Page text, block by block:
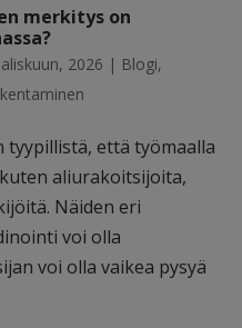
merkitys on
2026 | Blogi,
että työmaalla
aliurakoitsijoita,
Näiden eri
voi olla
voi olla vaikea pysyä